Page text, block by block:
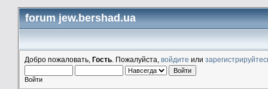
forum jew.bershad.ua
Добро пожаловать, Гость . Пожалуйста, войдите или
Войти